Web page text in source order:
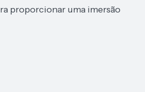
proporcionar uma imersão